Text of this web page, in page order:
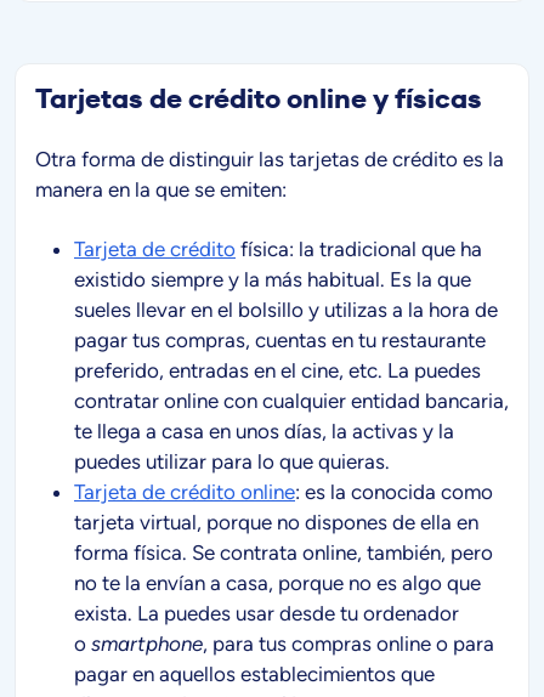
Tarjetas de crédito online y físicas
Otra forma de distinguir las tarjetas de crédito es la
manera en la que se emiten:
Tarjeta de crédito física: la tradicional que ha
existido siempre y la más habitual. Es la que
sueles llevar en el bolsillo y utilizas a la hora de
pagar tus compras, cuentas en tu restaurante
preferido, entradas en el cine, etc. La puedes
contratar online con cualquier entidad bancaria,
te llega a casa en unos días, la activas y la
puedes utilizar para lo que quieras.
Tarjeta de crédito online: es la conocida como
tarjeta virtual, porque no dispones de ella en
forma física. Se contrata online, también, pero
no te la envían a casa, porque no es algo que
exista. La puedes usar desde tu ordenador
o smartphone, para tus compras online o para
pagar en aquellos establecimientos que